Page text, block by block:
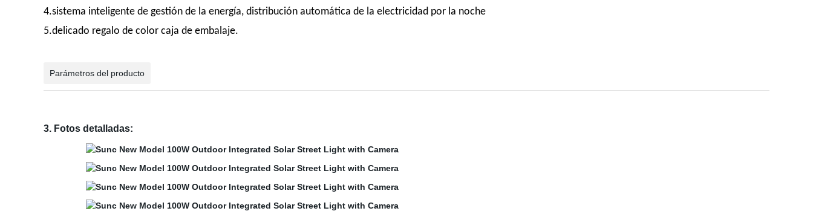
4.sistema inteligente de gestión de la energía, distribución automática de la electricidad por la noche
5.delicado regalo de color caja de embalaje.
Parámetros del producto
3. Fotos detalladas: